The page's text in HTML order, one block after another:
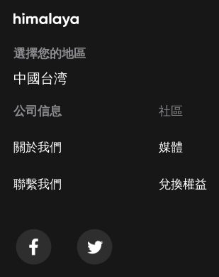
選擇您的地區
中國台湾
公司信息
關於我們
聯繫我們
社區
媒體
兌換權益